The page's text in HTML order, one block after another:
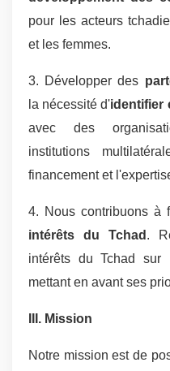
pour les acteurs
et les femmes.
3. Développer des
la nécessité d'identifier
avec des
institutions
financement et
4. Nous contribuons à
intérêts du Tchad .
intérêts du Tchad sur
mettant en avant ses
III. Mission
Notre mission est de